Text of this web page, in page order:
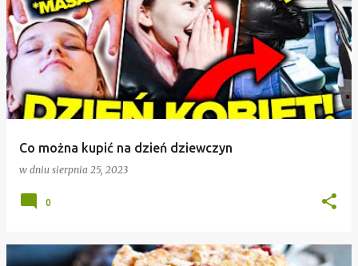
Co można kupić na dzień dziewczyn
w dniu sierpnia 25, 2023
0